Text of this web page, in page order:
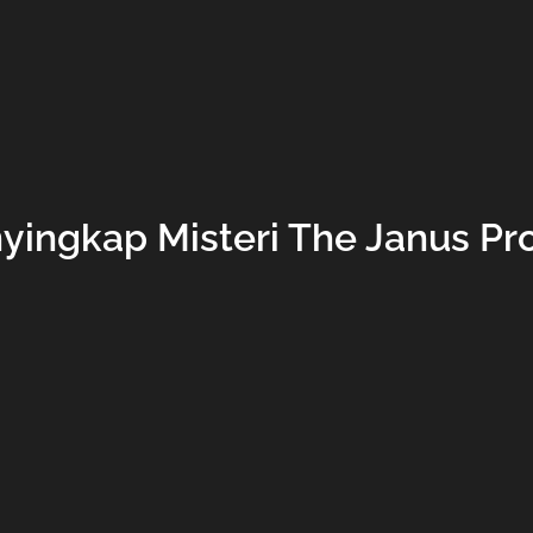
Misteri The Janus